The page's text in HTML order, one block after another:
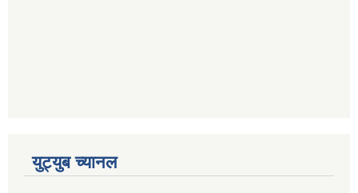
युट्युब च्यानल